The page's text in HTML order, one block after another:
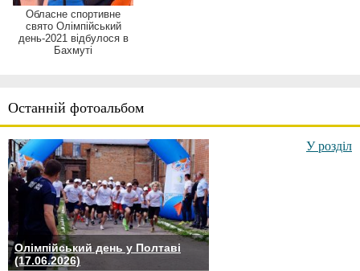
Останній фотоальбом
Олімпійський день у Полтаві
(17.06.2026)
У розділ
Обласне спортивне
свято Олімпійський
день-2021 відбулося в
Бахмуті